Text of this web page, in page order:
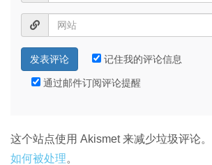
记住我的评论信息
通过邮件订阅评论提醒
这个站点使用 Akismet 来减少垃圾评论。
如何被处理。